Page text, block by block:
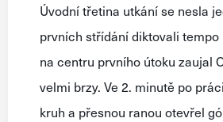
Úvodní třetina utkání se nesla
prvních střídání diktovali
na centru prvního útoku zaujal
velmi brzy. Ve 2. minutě po
kruh a přesnou ranou otevřel